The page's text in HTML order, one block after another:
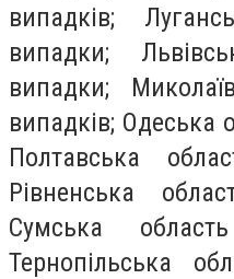
випадків;
випадки;
випадки;
випадків; Одеська
Полтавська
Рівненська
Сумська
Тернопільська